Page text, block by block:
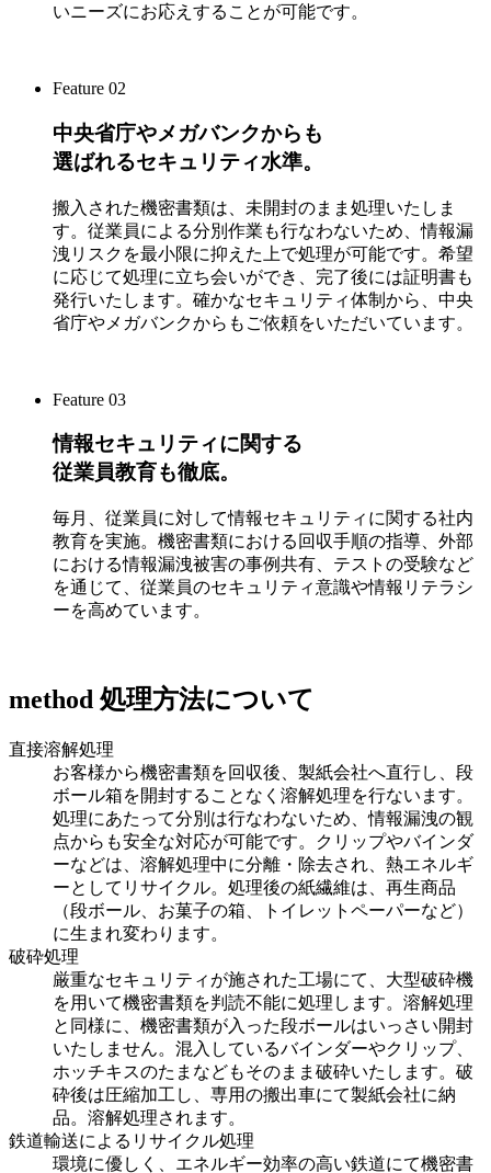
いニーズにお応えすることが可能です。
Feature 02
中央省庁やメガバンクからも
選ばれるセキュリティ水準。
搬入された機密書類は、未開封のまま処理いたしま
す。従業員による分別作業も行なわないため、情報漏
洩リスクを最小限に抑えた上で処理が可能です。希望
に応じて処理に立ち会いができ、完了後には証明書も
発行いたします。確かなセキュリティ体制から、中央
省庁やメガバンクからもご依頼をいただいています。
Feature 03
情報セキュリティに関する
従業員教育も徹底。
毎月、従業員に対して情報セキュリティに関する社内
教育を実施。機密書類における回収手順の指導、外部
における情報漏洩被害の事例共有、テストの受験など
を通じて、従業員のセキュリティ意識や情報リテラシ
ーを高めています。
method 処理方法について
直接溶解処理
お客様から機密書類を回収後、製紙会社へ直行し、段
ボール箱を開封することなく溶解処理を行ないます。
処理にあたって分別は行なわないため、情報漏洩の観
点からも安全な対応が可能です。クリップやバインダ
ーなどは、溶解処理中に分離・除去され、熱エネルギ
ーとしてリサイクル。処理後の紙繊維は、再生商品
（段ボール、お菓子の箱、トイレットペーパーなど）
に生まれ変わります。
破砕処理
厳重なセキュリティが施された工場にて、大型破砕機
を用いて機密書類を判読不能に処理します。溶解処理
と同様に、機密書類が入った段ボールはいっさい開封
いたしません。混入しているバインダーやクリップ、
ホッチキスのたまなどもそのまま破砕いたします。破
砕後は圧縮加工し、専用の搬出車にて製紙会社に納
品。溶解処理されます。
鉄道輸送によるリサイクル処理
環境に優しく、エネルギー効率の高い鉄道にて機密書